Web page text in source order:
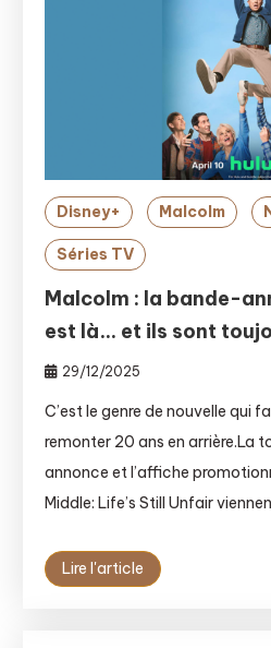
Disney+ Malcolm
Séries TV
Malcolm : la bande-
est là… et ils sont
29/12/2025
C’est le genre de nouvelle qui
remonter 20 ans en arrière.La
annonce et l’affiche
Middle: Life’s Still Unfair
Lire l'article